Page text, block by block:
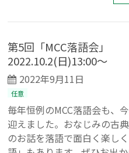
第5回「MCC落語会」
2022.10.2(日)13:00～
2022年9月11日
任意
毎年恒例のMCC落語会も、
迎えました。おなじみの古
のお話を落語で面白く楽し